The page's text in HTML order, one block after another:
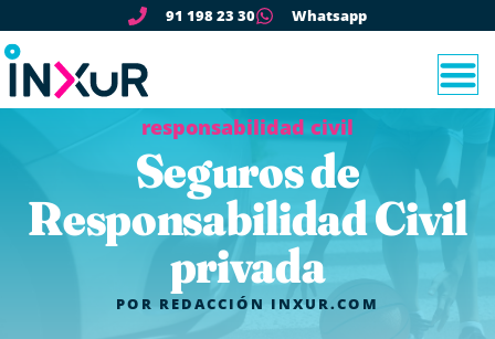
91 198 23 30 Whatsapp
responsabilidad civil
Seguros de
Responsabilidad Civil
privada
POR REDACCIÓN INXUR.COM